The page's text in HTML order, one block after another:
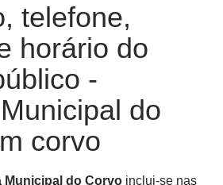
telefone,
horário do
-
do
corvo
Municipal do Corvo inclui-se nas